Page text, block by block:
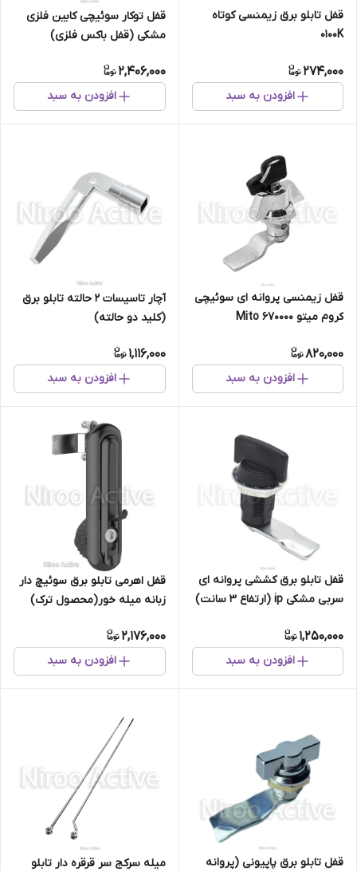
قفل تابلو برق زیمنسی کوتاه
۰۱۰۰K
274,000
افزودن به سبد
قفل توکار سوئیچی کابین فلزی
مشکی (قفل باکس فلزی)
2,406,000
افزودن به سبد
قفل زیمنسی پروانه ای سوئیچی
کروم میتو Mito ۶۷۰۰۰۰
820,000
افزودن به سبد
آچار تاسیسات 2 حالته تابلو برق
(کلید دو حالته)
1,116,000
افزودن به سبد
قفل تابلو برق کششی پروانه ای
سربی مشکی ip (ارتفاع ۳ سانت)
1,250,000
افزودن به سبد
قفل اهرمی تابلو برق سوئیچ دار
زبانه میله خور(محصول ترک)
2,176,000
افزودن به سبد
قفل تابلو برق پاپیونی (پروانه میله سرکج سر قرقره دار تابلو